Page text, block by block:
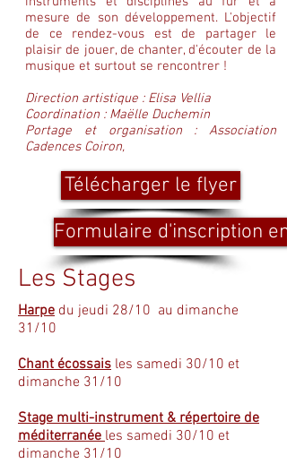
mesure de son développement. L'objectif
de ce rendez-vous est de partager le
plaisir de jouer, de chanter, d'écouter de la
musique et surtout se rencontrer !
Direction artistique : Elisa Vellia
Coordination : Maëlle Duchemin
Portage et organisation : Association
Cadences Coiron,
Télécharger le flyer
Formulaire d'inscription en
Les Stages
Harpe du jeudi 28/10 au dimanche
31/10
Chant écossais les samedi 30/10 et
dimanche 31/10
Stage multi-instrument & répertoire de
méditerranée les samedi 30/10 et
dimanche 31/10